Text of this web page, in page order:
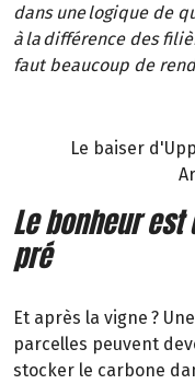
dans une logique de
à la différence des
faut beaucoup de
Le baiser
Le bonheur
pré
Et après la vigne ?
parcelles peuvent
stocker le carbone